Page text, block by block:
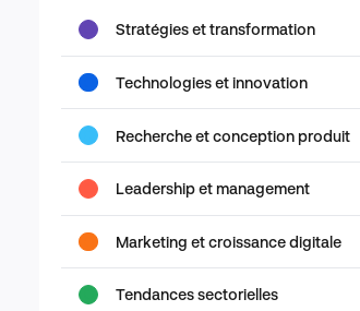
Stratégies et transformation
Technologies et innovation
Recherche et conception produit
Leadership et management
Marketing et croissance digitale
Tendances sectorielles